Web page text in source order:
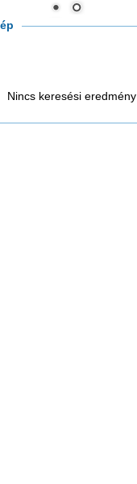
Nincs keresési eredmény